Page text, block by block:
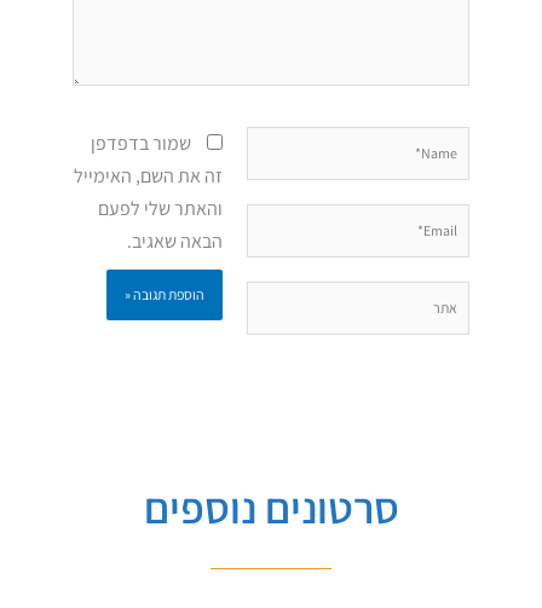
Email*
שמור בדפדפן
זה את השם, האימייל
והאתר שלי לפעם
הבאה שאגיב.
סרטונים נוספים